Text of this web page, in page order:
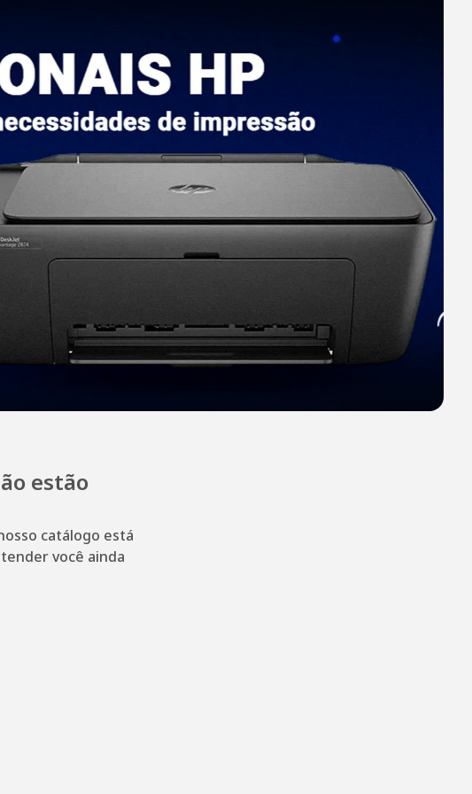
estão
catálogo está
você ainda